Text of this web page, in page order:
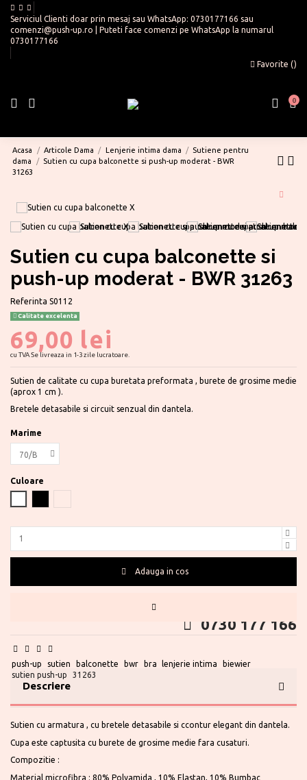
Serviciul Clienti doar prin mesaj sau WhatsApp: 0730177166 sau
comenzi@push-up.ro | Puteti face comenzi pe WhatsApp la numarul
0730177166
Favorite ()
0
Acasa Articole Dama Lenjerie intima dama
Sutiene pentru
dama
Sutien cu cupa balconette si push-up moderat - BWR
31263
Sutien cu cupa balconette si
push-up moderat - BWR 31263
Referinta S0112
Calitate excelenta
69,00 lei
cu TVASe livreaza in 1-3 zile lucratoare.
Sutien de calitate cu cupa buretata preformata , burete de grosime medie
(aprox 1 cm ).
Bretele detasabile si circuit senzual din dantela.
Marime
Culoare
Adauga in cos
push-up sutien balconette bwr bra lenjerie intima
biewier
sutien push-up
31263
0730 177 166
Descriere
Sutien cu armatura , cu bretele detasabile si ccontur elegant din dantela.
Cupa este captusita cu burete de grosime medie fara cusaturi.
Compozitie :
Material microfibra : 80% Polyamida , 10% Elastan, 10% Bumbac